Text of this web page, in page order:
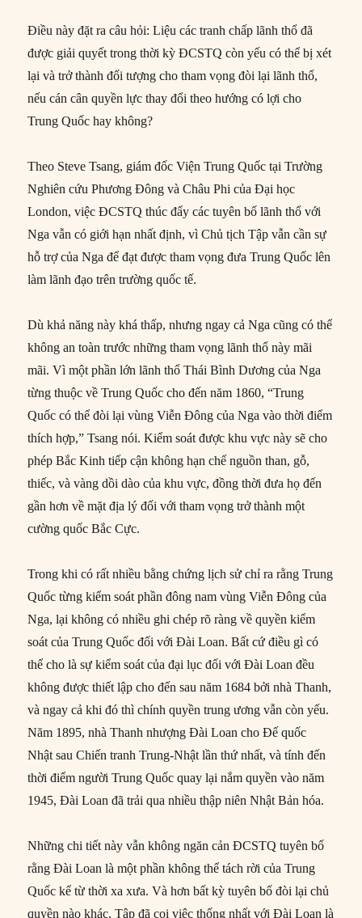
Điều này đặt ra câu hỏi: Liệu các tranh chấp lãnh thổ đã
được giải quyết trong thời kỳ ĐCSTQ còn yếu có thể bị xét
lại và trở thành đối tượng cho tham vọng đòi lại lãnh thổ,
nếu cán cân quyền lực thay đổi theo hướng có lợi cho
Trung Quốc hay không?
Theo Steve Tsang, giám đốc Viện Trung Quốc tại Trường
Nghiên cứu Phương Đông và Châu Phi của Đại học
London, việc ĐCSTQ thúc đẩy các tuyên bố lãnh thổ với
Nga vẫn có giới hạn nhất định, vì Chủ tịch Tập vẫn cần sự
hỗ trợ của Nga để đạt được tham vọng đưa Trung Quốc lên
làm lãnh đạo trên trường quốc tế.
Dù khả năng này khá thấp, nhưng ngay cả Nga cũng có thể
không an toàn trước những tham vọng lãnh thổ này mãi
mãi. Vì một phần lớn lãnh thổ Thái Bình Dương của Nga
từng thuộc về Trung Quốc cho đến năm 1860, “Trung
Quốc có thể đòi lại vùng Viễn Đông của Nga vào thời điểm
thích hợp,” Tsang nói. Kiểm soát được khu vực này sẽ cho
phép Bắc Kinh tiếp cận không hạn chế nguồn than, gỗ,
thiếc, và vàng dồi dào của khu vực, đồng thời đưa họ đến
gần hơn về mặt địa lý đối với tham vọng trở thành một
cường quốc Bắc Cực.
Trong khi có rất nhiều bằng chứng lịch sử chỉ ra rằng Trung
Quốc từng kiểm soát phần đông nam vùng Viễn Đông của
Nga, lại không có nhiều ghi chép rõ ràng về quyền kiểm
soát của Trung Quốc đối với Đài Loan. Bất cứ điều gì có
thể cho là sự kiểm soát của đại lục đối với Đài Loan đều
không được thiết lập cho đến sau năm 1684 bởi nhà Thanh,
và ngay cả khi đó thì chính quyền trung ương vẫn còn yếu.
Năm 1895, nhà Thanh nhượng Đài Loan cho Đế quốc
Nhật sau Chiến tranh Trung-Nhật lần thứ nhất, và tính đến
thời điểm người Trung Quốc quay lại nắm quyền vào năm
1945, Đài Loan đã trải qua nhiều thập niên Nhật Bản hóa.
Những chi tiết này vẫn không ngăn cản ĐCSTQ tuyên bố
rằng Đài Loan là một phần không thể tách rời của Trung
Quốc kể từ thời xa xưa. Và hơn bất kỳ tuyên bố đòi lại chủ
quyền nào khác, Tập đã coi việc thống nhất với Đài Loan là